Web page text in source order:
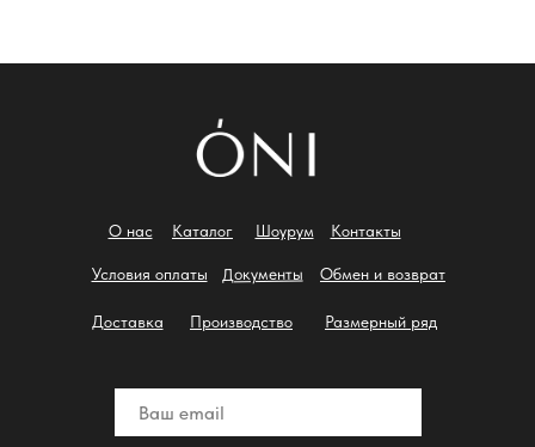
Условия оплаты
О нас Каталог Шоурум Контакты
Документы Обмен и возврат
Доставка Производство Размерный ряд